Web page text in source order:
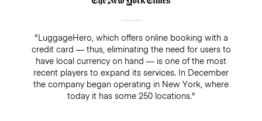
"LuggageHero, which offers online booking with a
credit card — thus, eliminating the need for users to
have local currency on hand — is one of the most
recent players to expand its services. In December
the company began operating in New York, where
today it has some 250 locations."